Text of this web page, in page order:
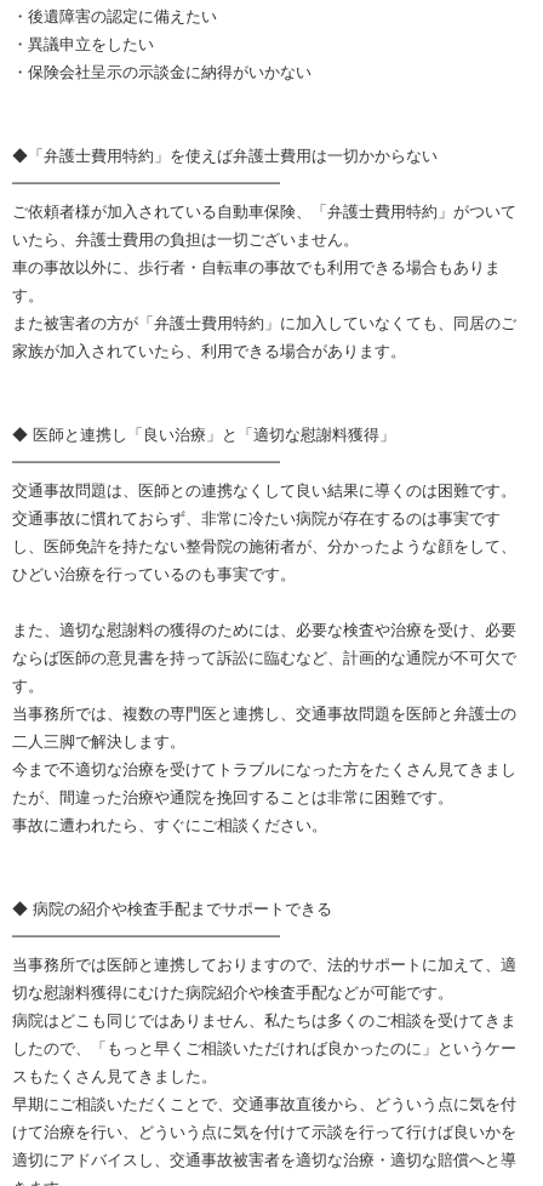
・後遺障害の認定に備えたい
・異議申立をしたい
・保険会社呈示の示談金に納得がいかない
◆「弁護士費用特約」を使えば弁護士費用は一切かからない
━━━━━━━━━━━━━━━━━
ご依頼者様が加入されている自動車保険、「弁護士費用特約」がついて
いたら、弁護士費用の負担は一切ございません。
車の事故以外に、歩行者・自転車の事故でも利用できる場合もありま
す。
また被害者の方が「弁護士費用特約」に加入していなくても、同居のご
家族が加入されていたら、利用できる場合があります。
◆ 医師と連携し「良い治療」と「適切な慰謝料獲得」
━━━━━━━━━━━━━━━━━
交通事故問題は、医師との連携なくして良い結果に導くのは困難です。
交通事故に慣れておらず、非常に冷たい病院が存在するのは事実です
し、医師免許を持たない整骨院の施術者が、分かったような顔をして、
ひどい治療を行っているのも事実です。
また、適切な慰謝料の獲得のためには、必要な検査や治療を受け、必要
ならば医師の意見書を持って訴訟に臨むなど、計画的な通院が不可欠で
す。
当事務所では、複数の専門医と連携し、交通事故問題を医師と弁護士の
二人三脚で解決します。
今まで不適切な治療を受けてトラブルになった方をたくさん見てきまし
たが、間違った治療や通院を挽回することは非常に困難です。
事故に遭われたら、すぐにご相談ください。
◆ 病院の紹介や検査手配までサポートできる
━━━━━━━━━━━━━━━━━
当事務所では医師と連携しておりますので、法的サポートに加えて、適
切な慰謝料獲得にむけた病院紹介や検査手配などが可能です。
病院はどこも同じではありません、私たちは多くのご相談を受けてきま
したので、「もっと早くご相談いただければ良かったのに」というケー
スもたくさん見てきました。
早期にご相談いただくことで、交通事故直後から、どういう点に気を付
けて治療を行い、どういう点に気を付けて示談を行って行けば良いかを
適切にアドバイスし、交通事故被害者を適切な治療・適切な賠償へと導